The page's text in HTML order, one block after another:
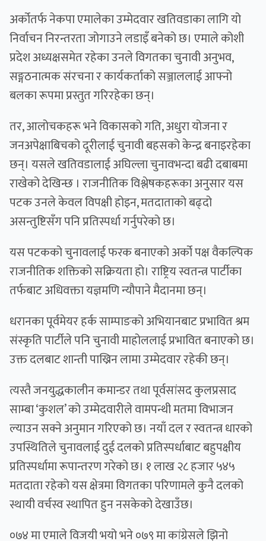
अर्कोतर्फ नेकपा एमालेका उम्मेदवार खतिवडाका लागि यो
निर्वाचन निरन्तरता जोगाउने लडाइँ बनेको छ। एमाले कोशी
प्रदेश अध्यक्षसमेत रहेका उनले विगतका चुनावी अनुभव,
सङ्गठनात्मक संरचना र कार्यकर्ताको सञ्जाललाई आफ्नो
बलका रूपमा प्रस्तुत गरिरहेका छन्।
तर, आलोचकहरू भने विकासको गति, अधुरा योजना र
जनअपेक्षाबिचको दूरीलाई चुनावी बहसको केन्द्र बनाइरहेका
छन्। यसले खतिवडालाई अघिल्ला चुनावभन्दा बढी दबाबमा
राखेको देखिन्छ । राजनीतिक विश्लेषकहरूका अनुसार यस
पटक उनले केवल विपक्षी होइन, मतदाताको बढ्दो
असन्तुष्टिसँग पनि प्रतिस्पर्धा गर्नुपरेको छ।
यस पटकको चुनावलाई फरक बनाएको अर्को पक्ष वैकल्पिक
राजनीतिक शक्तिको सक्रियता हो। राष्ट्रिय स्वतन्त्र पार्टीका
तर्फबाट अधिवक्ता यज्ञमणि न्यौपाने मैदानमा छन्।
धरानका पूर्वमेयर हर्क साम्पाङको अभियानबाट प्रभावित श्रम
संस्कृति पार्टीले पनि चुनावी माहोललाई प्रभावित बनाएको छ।
उक्त दलबाट शान्ती पाख्रिन लामा उम्मेदवार रहेकी छन्।
त्यस्तै जनयुद्धकालीन कमान्डर तथा पूर्वसांसद कुलप्रसाद
साम्बा ‘कुशल’ को उम्मेदवारीले वामपन्थी मतमा विभाजन
ल्याउन सक्ने अनुमान गरिएको छ। नयाँ दल र स्वतन्त्र धारको
उपस्थितिले चुनावलाई दुई दलको प्रतिस्पर्धाबाट बहुपक्षीय
प्रतिस्पर्धामा रूपान्तरण गरेको छ। १ लाख २८ हजार ५४५
मतदाता रहेको यस क्षेत्रमा विगतका परिणामले कुनै दलको
स्थायी वर्चस्व स्थापित हुन नसकेको देखाउँछ।
०७४ मा एमाले विजयी भयो भने ०७९ मा कांग्रेसले झिनो